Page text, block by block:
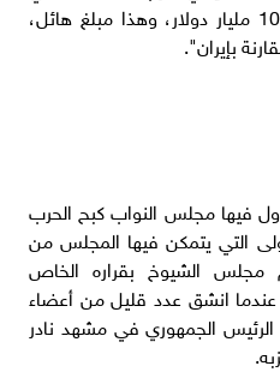
الضرائب الأمريكيين أكثر من 100 مليار دولار، وهذا مبلغ هائل،
بإيران".
فيها مجلس النواب كبح الحرب
التي يتمكن فيها المجلس من
مجلس الشيوخ بقراره الخاص
انشق عدد قليل من أعضاء
الجمهوري في مشهد نادر